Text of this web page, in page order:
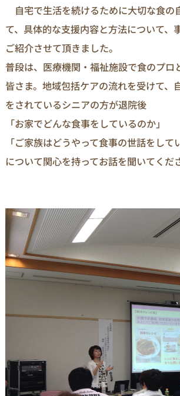
自宅で生活を続けるために大切な食の
て、具体的な支援内容と方法について、
ご紹介させて頂きました。
普段は、医療機関・福祉施設で食のプロ
皆さま。地域包括ケアの流れを受けて、
をされているシニアの方が退院後
「お家でどんな食事をしているのか」
「ご家族はどうやって食事の世話をして
について関心を持ってお話を聞いてくだ